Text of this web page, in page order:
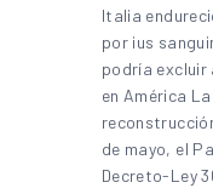
Italia
por ius
podría excluir
en América
de mayo, el
Decreto-Ley